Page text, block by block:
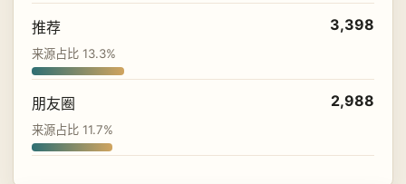
推荐 3,398
来源占比 13.3%
朋友圈 2,988
来源占比 11.7%